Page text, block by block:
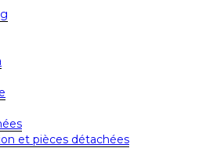
et pièces détachées